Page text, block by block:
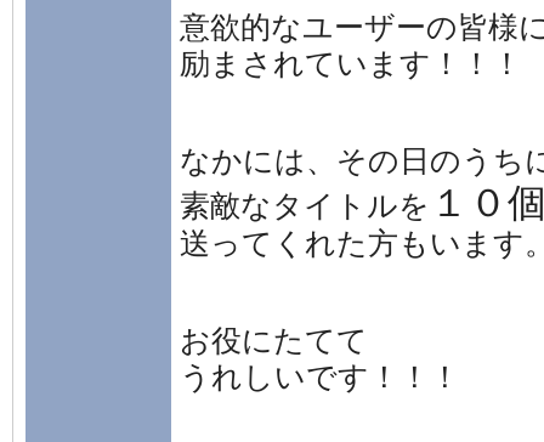
意欲的なユーザーの皆様
励まされています！！！
なかには、その日のうち
素敵なタイトルを １０
送ってくれた方もいます
お役にたてて
うれしいです！！！